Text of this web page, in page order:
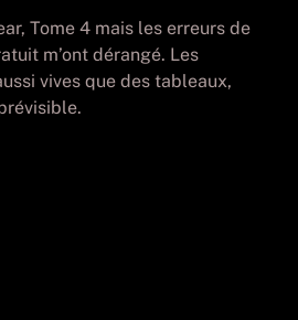
Tome 4 mais les erreurs de
m’ont dérangé. Les
vives que des tableaux,